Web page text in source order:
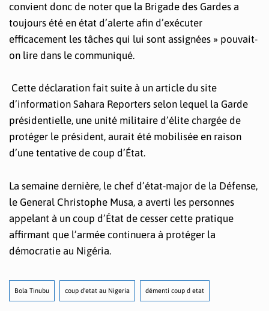
convient donc de noter que la Brigade des Gardes a
toujours été en état d’alerte afin d’exécuter
efficacement les tâches qui lui sont assignées » pouvait-
on lire dans le communiqué.
Cette déclaration fait suite à un article du site
d’information Sahara Reporters selon lequel la Garde
présidentielle, une unité militaire d’élite chargée de
protéger le président, aurait été mobilisée en raison
d’une tentative de coup d’État.
La semaine dernière, le chef d’état-major de la Défense,
le General Christophe Musa, a averti les personnes
appelant à un coup d’État de cesser cette pratique
affirmant que l’armée continuera à protéger la
démocratie au Nigéria.
Bola Tinubu coup d'etat au Nigeria démenti coup d etat